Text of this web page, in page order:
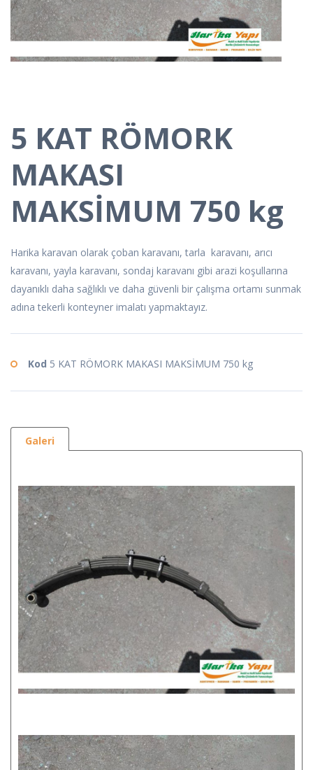
5 KAT RÖMORK
MAKASI
MAKSİMUM 750 kg
Harika karavan olarak çoban karavanı, tarla karavanı, arıcı
karavanı, yayla karavanı, sondaj karavanı gibi arazi koşullarına
dayanıklı daha sağlıklı ve daha güvenli bir çalışma ortamı sunmak
adına tekerli konteyner imalatı yapmaktayız.
Kod 5 KAT RÖMORK MAKASI MAKSİMUM 750 kg
Galeri